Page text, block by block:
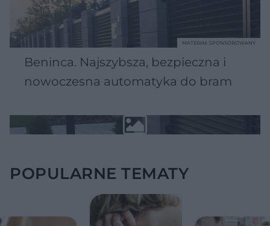
Beninca. Najszybsza, bezpieczna i
nowoczesna automatyka do bram
MATERIAŁ SPONSOROWANY
POPULARNE TEMATY